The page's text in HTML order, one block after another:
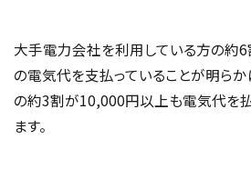
大手電力会社を利用している方の約
の電気代を支払っていることが明らか
の約3割が10,000円以上も電気代を
ます。